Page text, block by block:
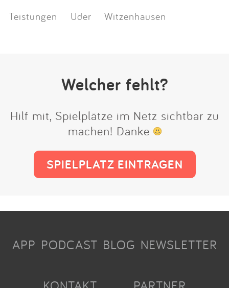
Teistungen
Uder Witzenhausen
Welcher fehlt?
Hilf mit, Spielplätze im Netz sichtbar zu
machen! Danke
SPIELPLATZ EINTRAGEN
APP PODCAST BLOG NEWSLETTER